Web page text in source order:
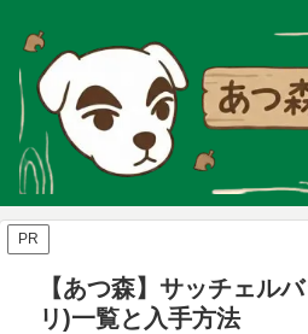
PR
【あつ森】サッチェル
リ)一覧と入手方法